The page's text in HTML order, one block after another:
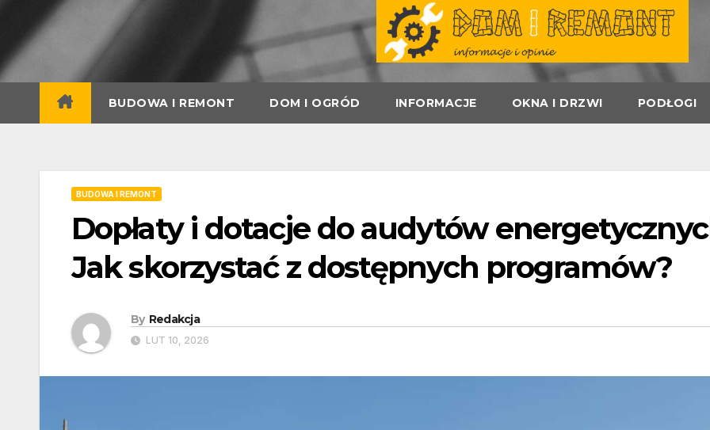
content
BUDOWA I REMONT DOM I OGRÓD INFORMACJE OKNA I DRZWI PODŁOGI
BUDOWA I REMONT
Dopłaty i dotacje do audytów
Jak skorzystać z dostępnych programów?
By Redakcja
LUT 10, 2026